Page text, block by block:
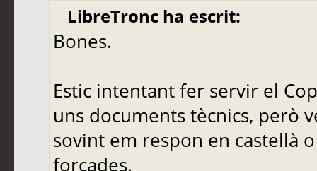
LibreTronc ha escrit:
Bones.
Estic intentant fer servir el
uns documents tècnics, però
sovint em respon en castellà
forçades.